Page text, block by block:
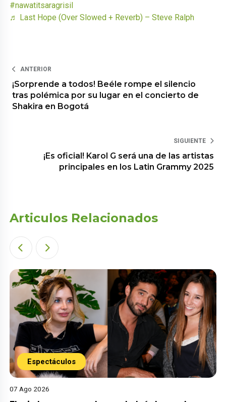
#nawatitsaragrisil
♬ Last Hope (Over Slowed + Reverb) – Steve Ralph
ANTERIOR
¡Sorprende a todos! Beéle rompe el silencio
tras polémica por su lugar en el concierto de
Shakira en Bogotá
SIGUIENTE
¡Es oficial! Karol G será una de las artistas
principales en los Latin Grammy 2025
Articulos Relacionados
Espectáculos
07 Ago 2026